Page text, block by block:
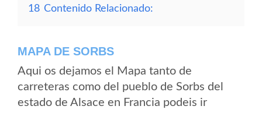
18 Contenido Relacionado:
MAPA DE SORBS
Aqui os dejamos el Mapa tanto de
carreteras como del pueblo de Sorbs del
estado de Alsace en Francia podeis ir